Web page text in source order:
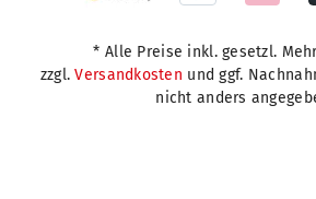
* Alle Preise inkl. gesetzl.
zzgl.Versandkosten und ggf.
nicht anders